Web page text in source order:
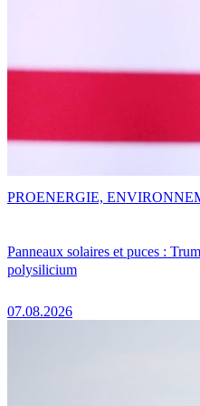
Panneaux solaires et puces :
polysilicium
07.08.2026
PROENERGIE,